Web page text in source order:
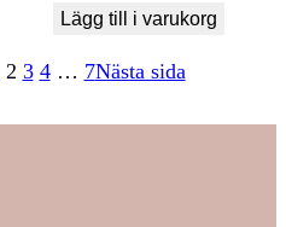
Lägg till i varukorg
2 3 4 … 7Nästa sida